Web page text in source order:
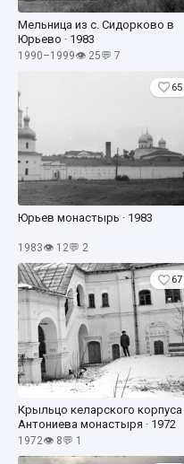
Мельница из с. Сидорково в
Юрьево · 1983
1990–1999👁 25💬 7
Юрьев монастырь · 1983
1983👁 12💬 2
65
Крыльцо келарского корпуса
Антониева монастыря · 1972
1972👁 8💬 1
67